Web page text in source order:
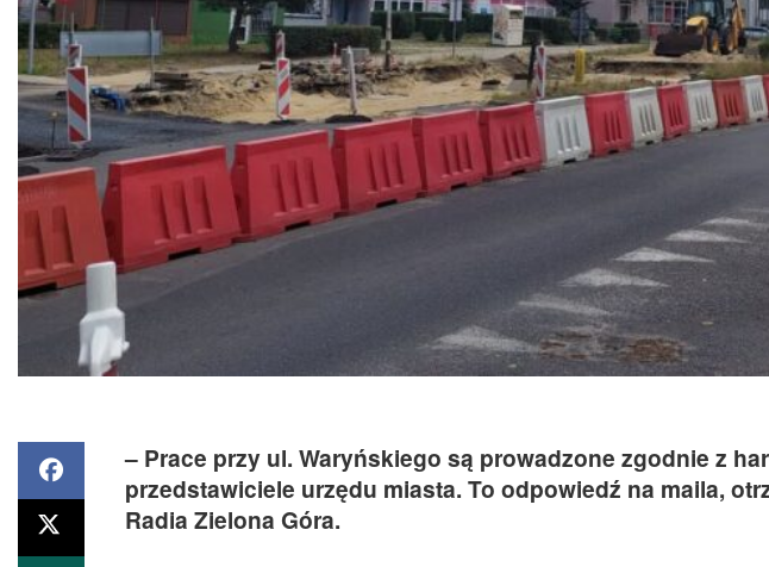
– Prace przy ul. Waryńskiego są prowadzone zgodnie z
przedstawiciele urzędu miasta. To odpowiedź na maila,
Radia Zielona Góra.